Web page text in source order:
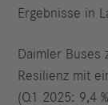
Ergebnisse in
Daimler Buses
Resilienz mit
(Q1 2025: 9,4